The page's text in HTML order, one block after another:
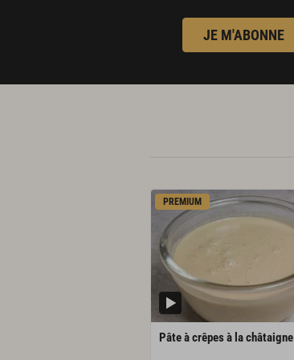
JE M'ABONNE
PREMIUM
Pâteàcrêpesà lachâtaigne